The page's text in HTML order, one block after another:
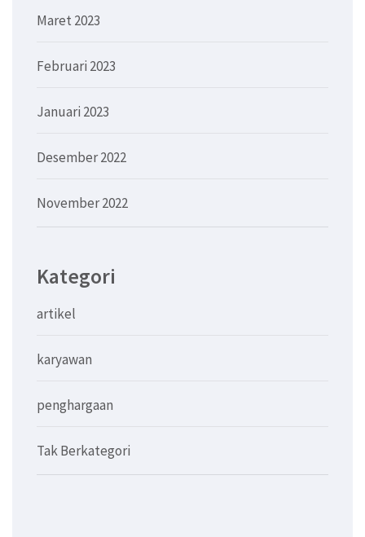
Maret 2023
Februari 2023
Januari 2023
Desember 2022
November 2022
Kategori
artikel
karyawan
penghargaan
Tak Berkategori